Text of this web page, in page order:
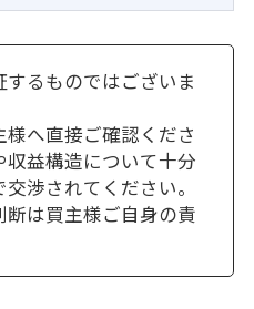
るものではございま
へ直接ご確認くださ
益構造について十分
渉されてください。
は買主様ご自身の責